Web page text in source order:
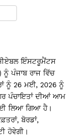
ਇੰਸਟਰੂਮੈਂਟਸ
ਪੰਜਾਬ ਰਾਜ ਵਿੱਚ
ਨੂੰ 26 ਮਈ, 2026 ਨੂੰ
ਪੰਚਾਇਤਾਂ ਦੀਆਂ ਆਮ
ਲਿਆ ਗਿਆ ਹੈ।
ਬੋਰਡਾਂ,
ਹੋਵੇਗੀ।